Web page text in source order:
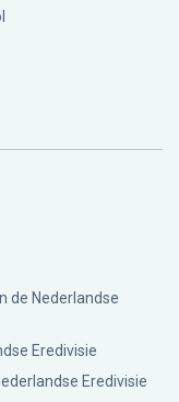
de Nederlandse
Eredivisie
Eredivisie